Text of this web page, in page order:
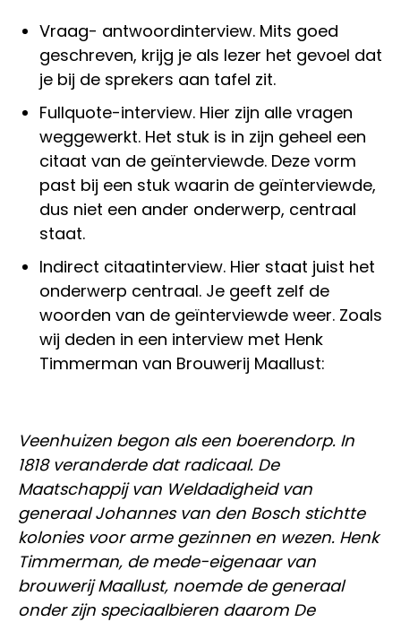
Vraag- antwoordinterview. Mits goed
geschreven, krijg je als lezer het gevoel dat
je bij de sprekers aan tafel zit.
Fullquote-interview. Hier zijn alle vragen
weggewerkt. Het stuk is in zijn geheel een
citaat van de geïnterviewde. Deze vorm
past bij een stuk waarin de geïnterviewde,
dus niet een ander onderwerp, centraal
staat.
Indirect citaatinterview. Hier staat juist het
onderwerp centraal. Je geeft zelf de
woorden van de geïnterviewde weer. Zoals
wij deden in een interview met Henk
Timmerman van Brouwerij Maallust:
Veenhuizen begon als een boerendorp. In
1818 veranderde dat radicaal. De
Maatschappij van Weldadigheid van
generaal Johannes van den Bosch stichtte
kolonies voor arme gezinnen en wezen. Henk
Timmerman, de mede-eigenaar van
brouwerij Maallust, noemde de generaal
onder zijn speciaalbieren daarom De